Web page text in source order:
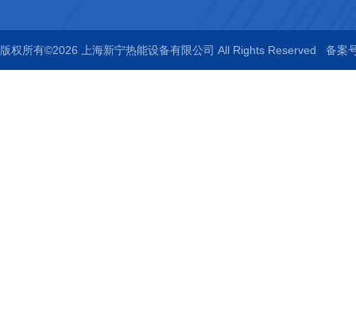
版权所有©2026 上海新宁热能设备有限公司 All Rights Reserved 备案